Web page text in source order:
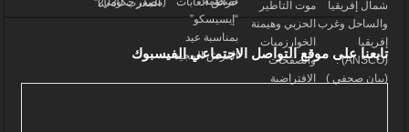
تابعنا على موقع التواصل الاجتماعي الفيسبوك